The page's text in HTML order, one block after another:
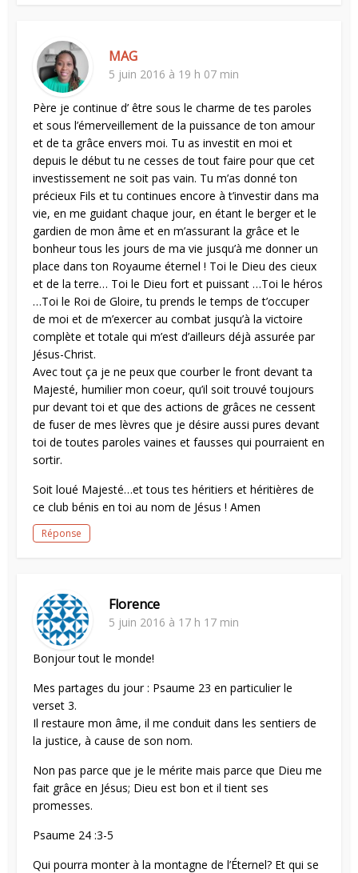
MAG
5 juin 2016 à 19 h 07 min
Père je continue d’ être sous le charme de tes paroles
et sous l’émerveillement de la puissance de ton amour
et de ta grâce envers moi. Tu as investit en moi et
depuis le début tu ne cesses de tout faire pour que cet
investissement ne soit pas vain. Tu m’as donné ton
précieux Fils et tu continues encore à t’investir dans ma
vie, en me guidant chaque jour, en étant le berger et le
gardien de mon âme et en m’assurant la grâce et le
bonheur tous les jours de ma vie jusqu’à me donner un
place dans ton Royaume éternel ! Toi le Dieu des cieux
et de la terre… Toi le Dieu fort et puissant …Toi le héros
…Toi le Roi de Gloire, tu prends le temps de t’occuper
de moi et de m’exercer au combat jusqu’à la victoire
complète et totale qui m’est d’ailleurs déjà assurée par
Jésus-Christ.
Avec tout ça je ne peux que courber le front devant ta
Majesté, humilier mon coeur, qu’il soit trouvé toujours
pur devant toi et que des actions de grâces ne cessent
de fuser de mes lèvres que je désire aussi pures devant
toi de toutes paroles vaines et fausses qui pourraient en
sortir.
Soit loué Majesté…et tous tes héritiers et héritières de
ce club bénis en toi au nom de Jésus ! Amen
Réponse
Florence
5 juin 2016 à 17 h 17 min
Bonjour tout le monde!
Mes partages du jour : Psaume 23 en particulier le
verset 3.
Il restaure mon âme, il me conduit dans les sentiers de
la justice, à cause de son nom.
Non pas parce que je le mérite mais parce que Dieu me
fait grâce en Jésus; Dieu est bon et il tient ses
promesses.
Psaume 24 :3-5
Qui pourra monter à la montagne de l’Éternel? Et qui se